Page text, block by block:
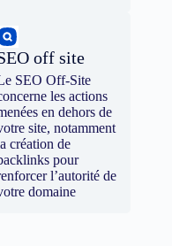
off site
SEO Off-Site
les actions
en dehors de
site, notamment
création de
pour
l’autorité de
domaine